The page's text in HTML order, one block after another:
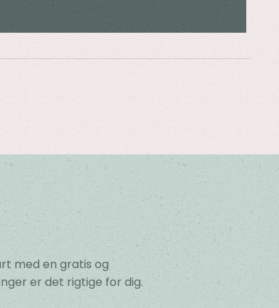
med en gratis og
er det rigtige for dig.